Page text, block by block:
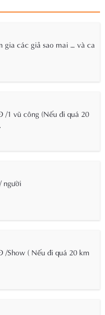
gia các giả sao mai … và ca
/1 vũ công (Nếu đi quá 20
người
/Show ( Nếu đi quá 20 km